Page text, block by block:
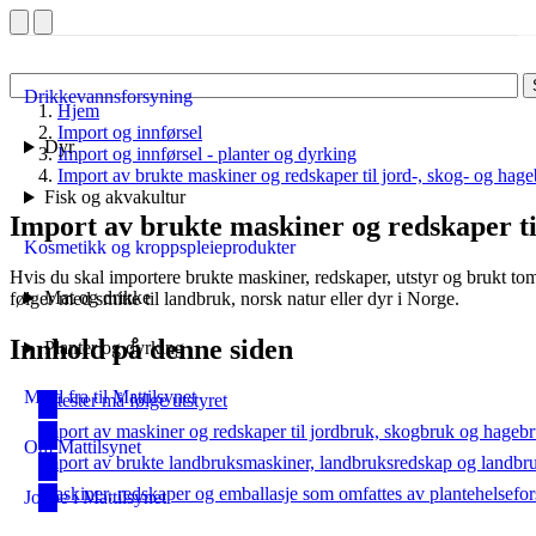
Drikkevannsforsyning
Dyr
Fisk og akvakultur
Kosmetikk og kroppspleieprodukter
Mat og drikke
Planter og dyrking
Meld fra til Mattilsynet
Om Mattilsynet
Jobbe i Mattilsynet
Hjem
Import og innførsel
Import og innførsel - planter og dyrking
Import av brukte maskiner og redskaper til jord-, skog- og
Import av brukte maskiner og redskaper
Hvis du skal importere brukte maskiner, redskaper, utstyr og brukt
følger med smitte til landbruk, norsk natur eller dyr i Norge.
Innhold på denne siden
Attester må følge utstyret
Import av maskiner og redskaper til jordbruk, skogbruk og
Import av brukte landbruksmaskiner, landbruksredskap og
Maskiner, redskaper og emballasje som omfattes av